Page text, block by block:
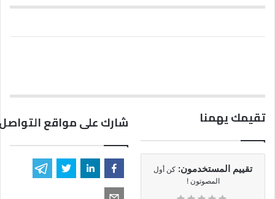
تقيمك يهمنا
تقييم المستخدمون: كن أول
المصوتون !
شارك على مواقع